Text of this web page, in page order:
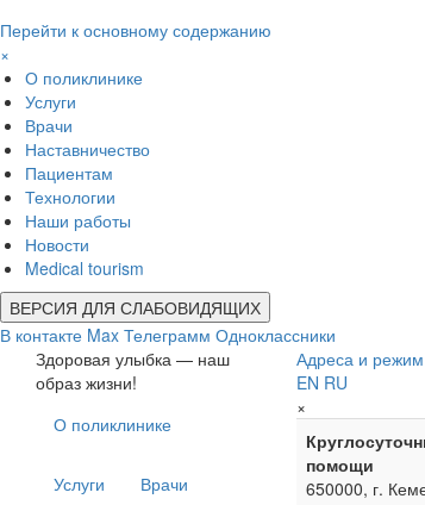
Перейти к основному содержанию
×
О поликлинике
Услуги
Врачи
Наставничество
Пациентам
Технологии
Наши работы
Новости
Medical tourism
ВЕРСИЯ ДЛЯ СЛАБОВИДЯЩИХ
В контакте Max Телеграмм Одноклассники
Здоровая улыбка — наш
образ жизни!
О поликлинике
Услуги Врачи
Адреса и
EN RU
×
помощи
650000, г.